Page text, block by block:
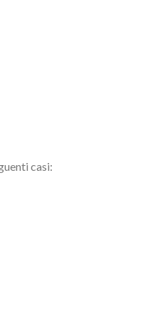
casi: